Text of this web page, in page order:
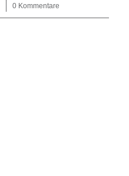
0 Kommentare